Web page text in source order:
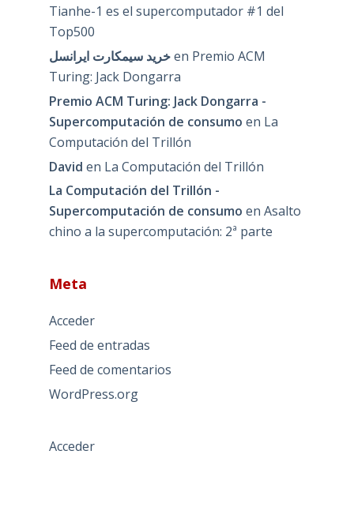
Tianhe-1 es el supercomputador #1 del
Top500
خرید سیمکارت ایرانسلen Premio ACM
Turing: Jack Dongarra
Premio ACM Turing: Jack Dongarra -
Supercomputación de consumo en La
Computación del Trillón
David en La Computación del Trillón
La Computación del Trillón -
Supercomputación de consumo en Asalto
chino a la supercomputación: 2ª parte
Meta
Acceder
Feed de entradas
Feed de comentarios
WordPress.org
Acceder